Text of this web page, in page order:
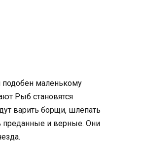
подобен маленькому
Рыб становятся
варить борщи, шлёпать
и верные. Они